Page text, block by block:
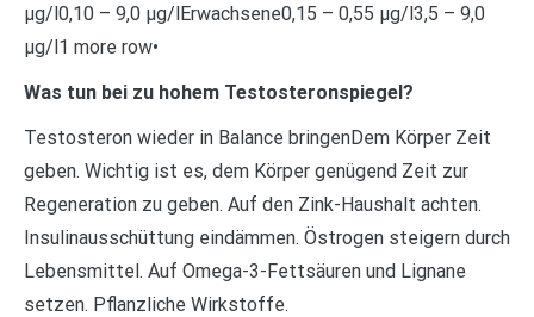
µg/l0,10 – 9,0 µg/lErwachsene0,15 – 0,55 µg/l3,5 – 9,0
µg/l1 more row•
Was tun bei zu hohem Testosteronspiegel?
Testosteron wieder in Balance bringenDem Körper Zeit
geben. Wichtig ist es, dem Körper genügend Zeit zur
Regeneration zu geben. Auf den Zink-Haushalt achten.
Insulinausschüttung eindämmen. Östrogen steigern durch
Lebensmittel. Auf Omega-3-Fettsäuren und Lignane
setzen. Pflanzliche Wirkstoffe.